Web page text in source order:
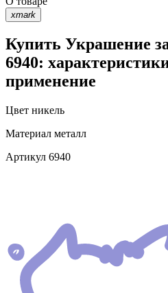
xmark
Купить Украшение
6940:
применение
Цвет никель
Материал металл
Артикул 6940